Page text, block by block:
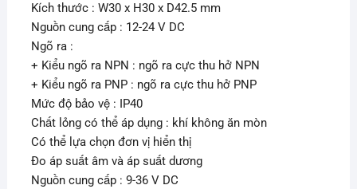
Kích thước : W30 x H30 x D42.5 mm
Nguồn cung cấp : 12-24 V DC
Ngõ ra :
+ Kiểu ngõ ra NPN : ngõ ra cực thu hở NPN
+ Kiểu ngõ ra PNP : ngõ ra cực thu hở PNP
Mức độ bảo vệ : IP40
Chất lỏng có thể áp dụng : khí không ăn mòn
Có thể lựa chọn đơn vị hiển thị
Đo áp suất âm và áp suất dương
Nguồn cung cấp : 9-36 V DC